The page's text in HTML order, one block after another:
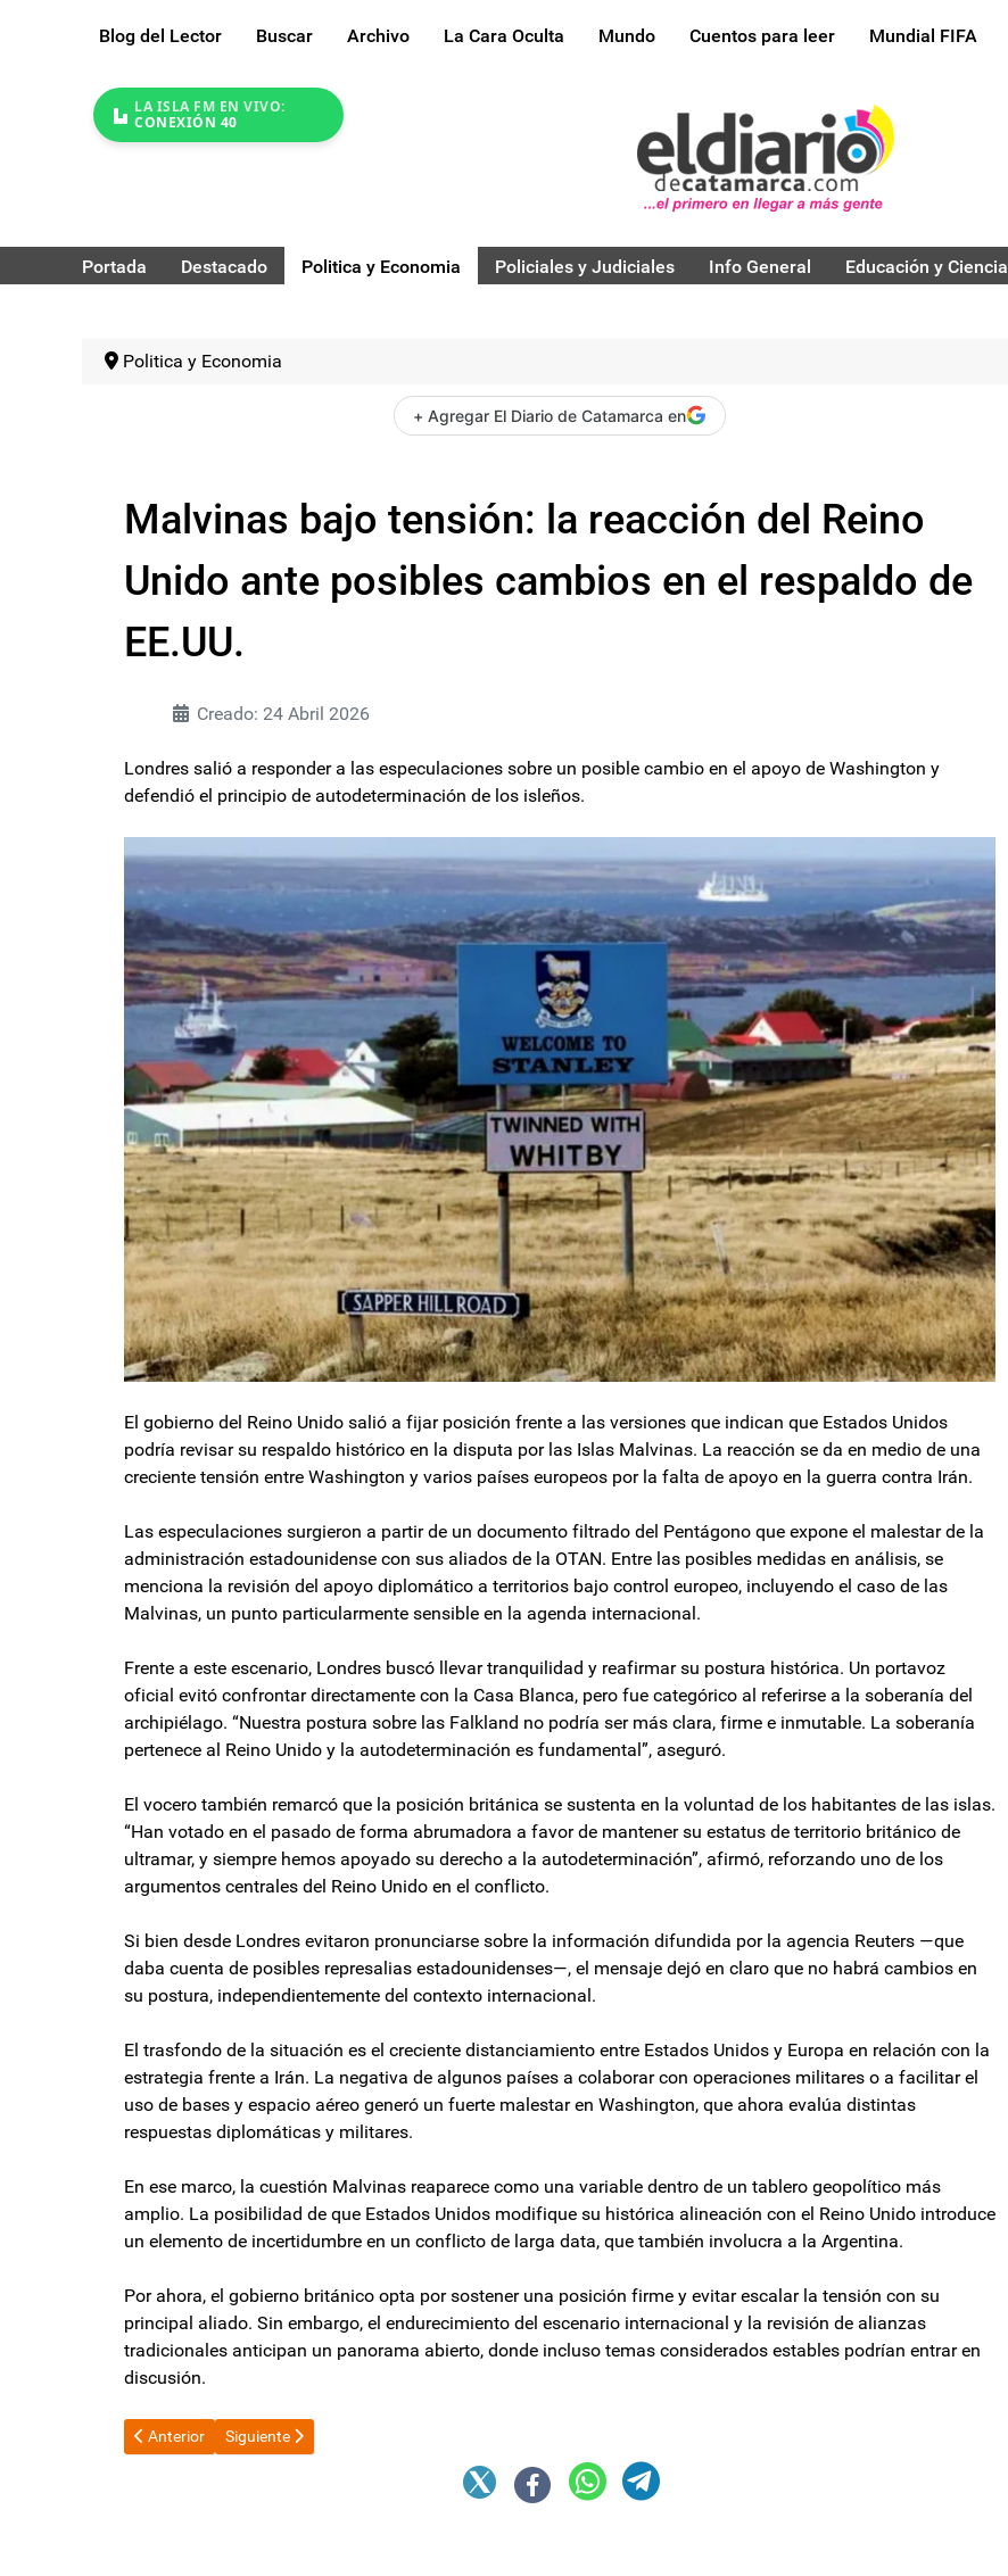
Blog del Lector Buscar Archivo La Cara Oculta Mundo Cuentos para leer Mundial FIFA
LA ISLA FM EN VIVO:
CONEXIÓN 40
Portada Destacado Politica y Economia Policiales y Judiciales Info General Educación y Ciencia
Politica y Economia
+ Agregar El Diario de Catamarca en
Malvinas bajo tensión: la reacción del Reino
Unido ante posibles cambios en el respaldo de
EE.UU.
Creado: 24 Abril 2026
Londres salió a responder a las especulaciones sobre un posible cambio en el apoyo de Washington y
defendió el principio de autodeterminación de los isleños.
El gobierno del Reino Unido salió a fijar posición frente a las versiones que indican que Estados Unidos
podría revisar su respaldo histórico en la disputa por las Islas Malvinas. La reacción se da en medio de una
creciente tensión entre Washington y varios países europeos por la falta de apoyo en la guerra contra Irán.
Las especulaciones surgieron a partir de un documento filtrado del Pentágono que expone el malestar de la
administración estadounidense con sus aliados de la OTAN. Entre las posibles medidas en análisis, se
menciona la revisión del apoyo diplomático a territorios bajo control europeo, incluyendo el caso de las
Malvinas, un punto particularmente sensible en la agenda internacional.
Frente a este escenario, Londres buscó llevar tranquilidad y reafirmar su postura histórica. Un portavoz
oficial evitó confrontar directamente con la Casa Blanca, pero fue categórico al referirse a la soberanía del
archipiélago. “Nuestra postura sobre las Falkland no podría ser más clara, firme e inmutable. La soberanía
pertenece al Reino Unido y la autodeterminación es fundamental”, aseguró.
El vocero también remarcó que la posición británica se sustenta en la voluntad de los habitantes de las islas.
“Han votado en el pasado de forma abrumadora a favor de mantener su estatus de territorio británico de
ultramar, y siempre hemos apoyado su derecho a la autodeterminación”, afirmó, reforzando uno de los
argumentos centrales del Reino Unido en el conflicto.
Si bien desde Londres evitaron pronunciarse sobre la información difundida por la agencia Reuters —que
daba cuenta de posibles represalias estadounidenses—, el mensaje dejó en claro que no habrá cambios en
su postura, independientemente del contexto internacional.
El trasfondo de la situación es el creciente distanciamiento entre Estados Unidos y Europa en relación con la
estrategia frente a Irán. La negativa de algunos países a colaborar con operaciones militares o a facilitar el
uso de bases y espacio aéreo generó un fuerte malestar en Washington, que ahora evalúa distintas
respuestas diplomáticas y militares.
En ese marco, la cuestión Malvinas reaparece como una variable dentro de un tablero geopolítico más
amplio. La posibilidad de que Estados Unidos modifique su histórica alineación con el Reino Unido introduce
un elemento de incertidumbre en un conflicto de larga data, que también involucra a la Argentina.
Por ahora, el gobierno británico opta por sostener una posición firme y evitar escalar la tensión con su
principal aliado. Sin embargo, el endurecimiento del escenario internacional y la revisión de alianzas
tradicionales anticipan un panorama abierto, donde incluso temas considerados estables podrían entrar en
discusión.
Artículo anterior: El PJ de Cristina Kirchner sale de la parálisis y convoca un Congreso de Defensa Nacional
Anterior Artículo siguiente: Empleados Públicos sumarán un bono de $100.000 a sus salarios
Siguiente